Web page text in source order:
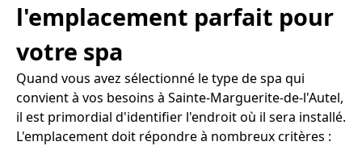
l'emplacement parfait pour
votre spa
Quand vous avez sélectionné le type de spa qui
convient à vos besoins à Sainte-Marguerite-de-l'Autel,
il est primordial d'identifier l'endroit où il sera installé.
L'emplacement doit répondre à nombreux critères :